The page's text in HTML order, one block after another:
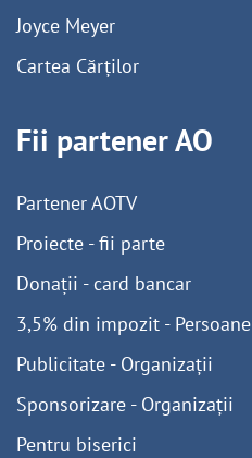
Joyce Meyer
Cartea Cărților
Fii partener AO
Partener AOTV
Proiecte - fii parte
Donații - card bancar
3,5% din impozit - Persoane
Publicitate - Organizații
Sponsorizare - Organizații
Pentru biserici